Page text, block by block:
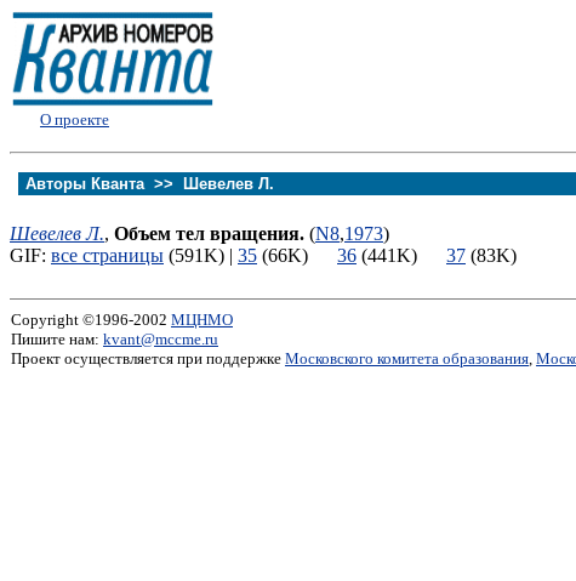
О проекте
Авторы Кванта >>
Шевелев Л.
Шевелев Л., Объем тел вращения. (N8,1973)
GIF: все страницы (591K) | 35 (66K) 36 (441K) 37 (83K)
Copyright ©1996-2002 МЦНМО
Пишите нам: kvant@mccme.ru
Проект осуществляется при поддержке Московского комитета образования,